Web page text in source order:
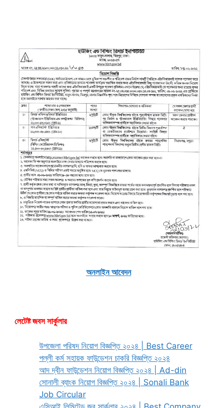
অনলাইন আবেদন
লেটেষ্ট জবস সার্কুলার
উপজেলা পরিষদ নিয়োগ বিজ্ঞপ্তি ২০২৪ | Best Career
পল্লী কর্ম সহায়ক ফাউন্ডেশন চাকরি বিজ্ঞপ্তি ২০২৪
আদ দ্বীন ফাউন্ডেশন নিয়োগ বিজ্ঞপ্তি ২০২৪ | Ad-din
সোনালী ব্যাংক নিয়োগ বিজ্ঞপ্তি ২০২৪ | Sonali Bank
Job Circular